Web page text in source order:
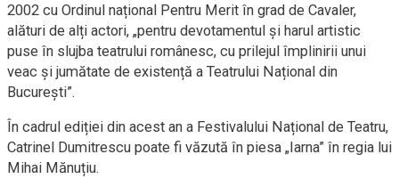
2002 cu Ordinul național Pentru Merit în grad de Cavaler,
alături de alți actori, „pentru devotamentul și harul artistic
puse în slujba teatrului românesc, cu prilejul împlinirii unui
veac și jumătate de existență a Teatrului Național din
București”.
În cadrul ediției din acest an a Festivalului Național de Teatru,
Catrinel Dumitrescu poate fi văzută în piesa „Iarna” în regia lui
Mihai Mănuțiu.